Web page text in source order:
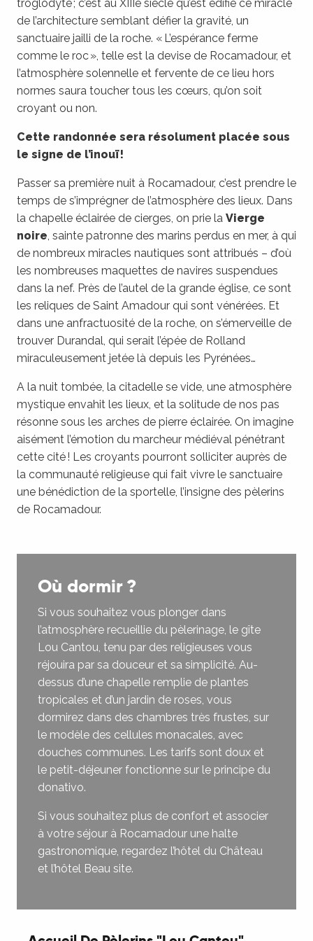
troglodyte ; c’est au XIIIe siècle qu’est édifié ce miracle
de l’architecture semblant défier la gravité, un
sanctuaire jailli de la roche. « L’espérance ferme
comme le roc », telle est la devise de Rocamadour, et
l’atmosphère solennelle et fervente de ce lieu hors
normes saura toucher tous les cœurs, qu’on soit
croyant ou non.
Cette randonnée sera résolument placée sous
le signe de l’inouï !
Passer sa première nuit à Rocamadour, c’est prendre le
temps de s’imprégner de l’atmosphère des lieux. Dans
la chapelle éclairée de cierges, on prie la Vierge
noire, sainte patronne des marins perdus en mer, à qui
de nombreux miracles nautiques sont attribués – d’où
les nombreuses maquettes de navires suspendues
dans la nef. Près de l’autel de la grande église, ce sont
les reliques de Saint Amadour qui sont vénérées. Et
dans une anfractuosité de la roche, on s’émerveille de
trouver Durandal, qui serait l’épée de Rolland
miraculeusement jetée là depuis les Pyrénées…
A la nuit tombée, la citadelle se vide, une atmosphère
mystique envahit les lieux, et la solitude de nos pas
résonne sous les arches de pierre éclairée. On imagine
aisément l’émotion du marcheur médiéval pénétrant
cette cité ! Les croyants pourront solliciter auprès de
la communauté religieuse qui fait vivre le sanctuaire
une bénédiction de la sportelle, l’insigne des pèlerins
de Rocamadour.
Où dormir ?
Si vous souhaitez vous plonger dans
l’atmosphère recueillie du pèlerinage, le gîte
Lou Cantou, tenu par des religieuses vous
réjouira par sa douceur et sa simplicité. Au-
dessus d’une chapelle remplie de plantes
tropicales et d’un jardin de roses, vous
dormirez dans des chambres très frustes, sur
le modèle des cellules monacales, avec
douches communes. Les tarifs sont doux et
le petit-déjeuner fonctionne sur le principe du
donativo.
Si vous souhaitez plus de confort et associer
à votre séjour à Rocamadour une halte
gastronomique, regardez l’hôtel du Château
et l’hôtel Beau site.